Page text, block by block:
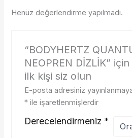
Henüz değerlendirme yapılmadı.
“BODYHERTZ
NEOPREN DİZLİK”
ilk kişi siz olun
E-posta adresiniz
* ile işaretlenmişlerdir
Derecelendirmeniz *